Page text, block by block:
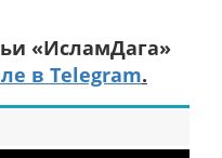
«ИсламДага»
в Telegram.